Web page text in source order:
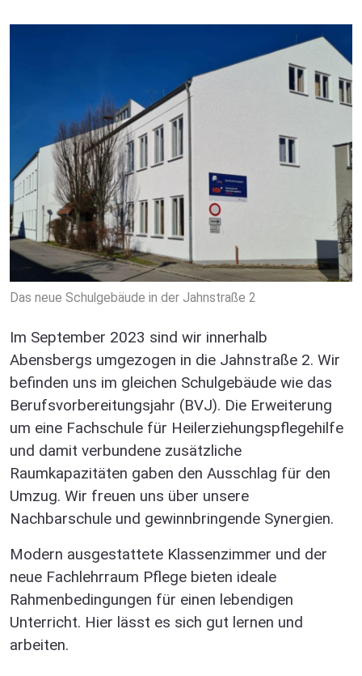
Das neue Schulgebäude in der Jahnstraße 2
Im September 2023 sind wir innerhalb
Abensbergs umgezogen in die Jahnstraße 2. Wir
befinden uns im gleichen Schulgebäude wie das
Berufsvorbereitungsjahr (BVJ). Die Erweiterung
um eine Fachschule für Heilerziehungspflegehilfe
und damit verbundene zusätzliche
Raumkapazitäten gaben den Ausschlag für den
Umzug. Wir freuen uns über unsere
Nachbarschule und gewinnbringende Synergien.
Modern ausgestattete Klassenzimmer und der
neue Fachlehrraum Pflege bieten ideale
Rahmenbedingungen für einen lebendigen
Unterricht. Hier lässt es sich gut lernen und
arbeiten.